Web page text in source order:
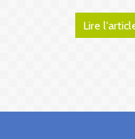
Lire